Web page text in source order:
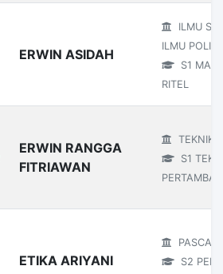
ERWIN ASIDAH
ILMU
ILMU
S1
RITEL
ERWIN RANGGA
FITRIAWAN
TEKNIK
S1
ETIKA ARIYANI
S2